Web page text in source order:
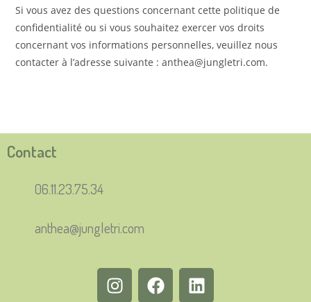
Si vous avez des questions concernant cette politique de
confidentialité ou si vous souhaitez exercer vos droits
concernant vos informations personnelles, veuillez nous
contacter à l’adresse suivante : anthea@jungletri.com.
Contact
06.11.23.75.34
anthea@jungletri.com